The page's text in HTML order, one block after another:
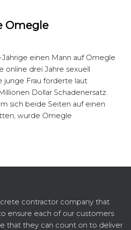
Omegle
Jährige einen Mann auf Omegle
online drei Jahre sexuell
junge Frau forderte laut
Dollar Schadenersatz.
sich beide Seiten auf einen
wurde Omegle
contractor company that
ensure each of our customers
that they can count on to deliver